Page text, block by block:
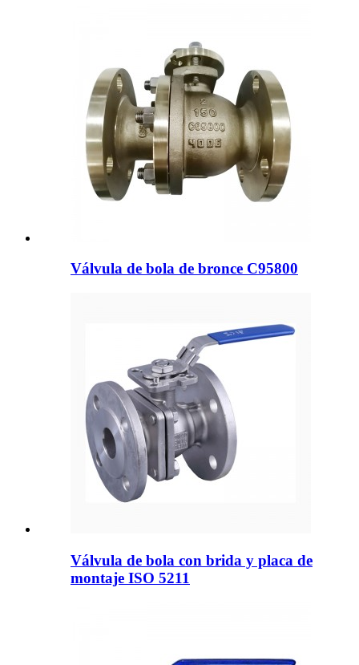
Válvula de bola de bronce C95800
Válvula de bola con brida y placa de
montaje ISO 5211